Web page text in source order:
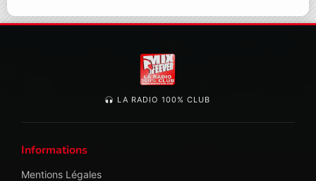
LA RADIO 100% CLUB
Informations
Mentions Légales